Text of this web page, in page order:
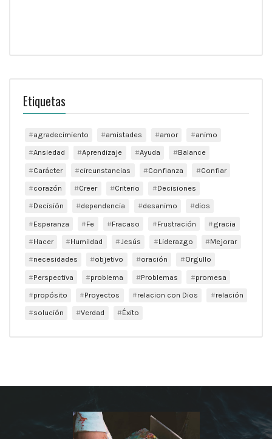
Etiquetas
agradecimiento amistades amor
animo
Ansiedad
Aprendizaje Ayuda
Balance
Carácter
circunstancias Confianza
Confiar
corazón
Creer Criterio
Decisiones
Decisión
dependencia desanimo
dios
Esperanza
Fe Fracaso Frustración
gracia
Hacer
Humildad Jesús Liderazgo
Mejorar
necesidades
objetivo oración
Orgullo
Perspectiva
problema Problemas
promesa
propósito
Proyectos relacion con Dios
relación
solución
Verdad Éxito